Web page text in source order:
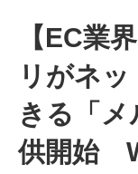
【EC業
リがネ
きる「
供開始